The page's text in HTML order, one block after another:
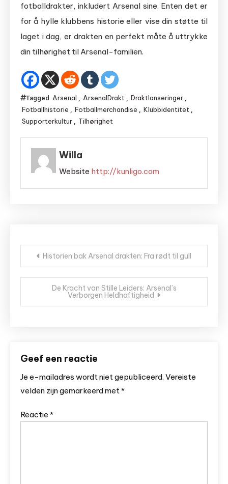
fotballdrakter, inkludert Arsenal sine. Enten det er
for å hylle klubbens historie eller vise din støtte til
laget i dag, er drakten en perfekt måte å uttrykke
din tilhørighet til Arsenal-familien.
Tagged Arsenal , ArsenalDrakt , Draktlanseringer ,
Fotballhistorie , Fotballmerchandise , Klubbidentitet ,
Supporterkultur , Tilhørighet
Willa
Website http://kunligo.com
Bericht
navigatie
Historien bak Arsenal drakten: Fra rødt til gull
De Kracht van Stille Leiders: Arsenal’s
Verborgen Heldhaftigheid
Geef een reactie
Je e-mailadres wordt niet gepubliceerd. Vereiste
velden zijn gemarkeerd met*
Reactie *